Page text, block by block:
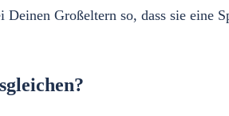
Großeltern so, dass sie eine